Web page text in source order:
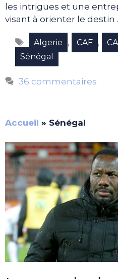
les intrigues et une
visant à orienter le destin
Étiquettes
Algerie , CAF ,
Sénégal
36 commentaires
Accueil » Sénégal